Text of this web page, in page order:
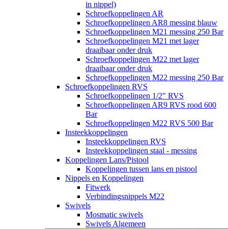
in nippel)
Schroefkoppelingen AR
Schroefkoppelingen AR8 messing blauw
Schroefkoppelingen M21 messing 250 Bar
Schroefkoppelingen M21 met lager
draaibaar onder druk
Schroefkoppelingen M22 met lager
draaibaar onder druk
Schroefkoppelingen M22 messing 250 Bar
Schroefkoppelingen RVS
Schroefkoppelingen 1/2" RVS
Schroefkoppelingen AR9 RVS rood 600
Bar
Schroefkoppelingen M22 RVS 500 Bar
Insteekkoppelingen
Insteekkoppelingen RVS
Insteekkoppelingen staal - messing
Koppelingen Lans/Pistool
Koppelingen tussen lans en pistool
Nippels en Koppelingen
Fitwerk
Verbindingsnippels M22
Swivels
Mosmatic swivels
Swivels Algemeen